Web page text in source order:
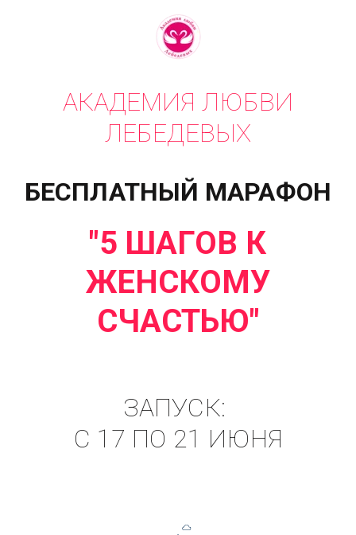
АКАДЕМИЯ ЛЮБВИ
ЛЕБЕДЕВЫХ
БЕСПЛАТНЫЙ МАРАФОН
"5 ШАГОВ К
ЖЕНСКОМУ
СЧАСТЬЮ"
ЗАПУСК:
С 17 ПО 21 ИЮНЯ